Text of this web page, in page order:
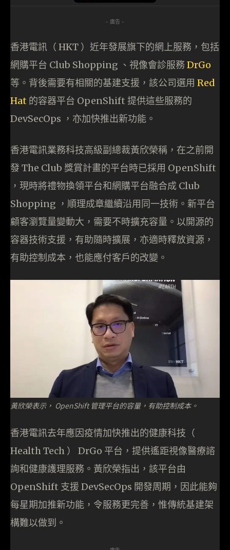
- 廣告 -
香港電訊（ HKT ）近年發展旗下的網上服務，包括
網購平台 Club Shopping 、視像會診服務DrGo
等。背後需要有相關的基建支援，該公司選用 Red
Hat 的容器平台 OpenShift 提供這些服務的
DevSecOps ，亦加快推出新功能。
香港電訊業務科技高級副總裁黃欣榮稱，在之前開
發 The Club 獎賞計畫的平台時已採用 OpenShift
，現時將禮物換領平台和網購平台融合成 Club
Shopping ，順理成章繼續沿用同一技術。新平台
顧客瀏覽量變動大，需要不時擴充容量。以開源的
容器技術支援，有助隨時擴展，亦適時釋放資源，
有助控制成本，也能應付客戶的改變。
黃欣榮表示， OpenShift 管理平台的容量，有助控制成本。
香港電訊去年應因疫情加快推出的健康科技（
Health Tech ） DrGo 平台，提供遙距視像醫療諮
詢和健康護理服務。黃欣榮指出，該平台由
OpenShift 支援 DevSecOps 開發周期，因此能夠
每星期加推新功能，令服務更完善，惟傳統基建架
構難以做到。